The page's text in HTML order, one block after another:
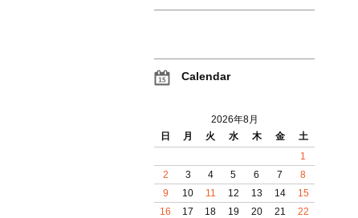
Calendar
2026年8月
日
月 火 水 木 金
土
1
2
3 4 5 6 7
8
9
10 11 12 13 14
15
16
17 18 19 20 21
22